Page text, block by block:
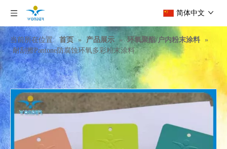
简体中文
当前所在位置: 首页 » 产品展示 » 环氧聚酯/户内粉末涂料 »
耐刮擦Pantone防腐蚀环氧多彩粉末涂料